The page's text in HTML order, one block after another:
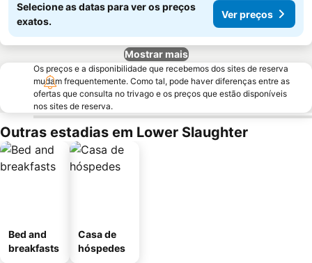
Selecione as datas para ver os preços
exatos.
Ver preços
Mostrar mais
Os preços e a disponibilidade que recebemos dos sites de reserva
mudam frequentemente. Como tal, pode haver diferenças entre as
ofertas que consulta no trivago e os preços que estão disponíveis
nos sites de reserva.
Outras estadias em Lower Slaughter
Bed and
breakfasts
Casa de
hóspedes